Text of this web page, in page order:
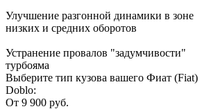
Улучшение разгонной динамики в зоне
низких и средних оборотов
Устранение провалов "задумчивости"
турбояма
Выберите тип кузова вашего Фиат (Fiat)
Doblo:
От 9 900 руб.